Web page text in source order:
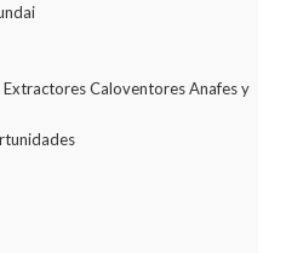
Caloventores Anafes y